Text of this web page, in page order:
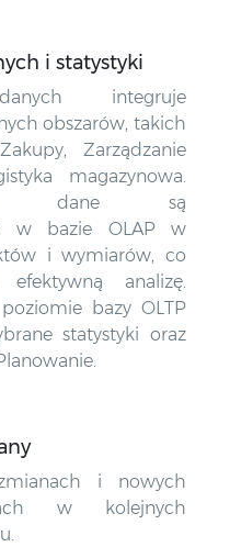
i statystyki
integruje
obszarów, takich
Zarządzanie
magazynowa.
dane są
w bazie OLAP w
i wymiarów, co
analizę.
bazy OLTP
statystyki oraz
i nowych
w kolejnych